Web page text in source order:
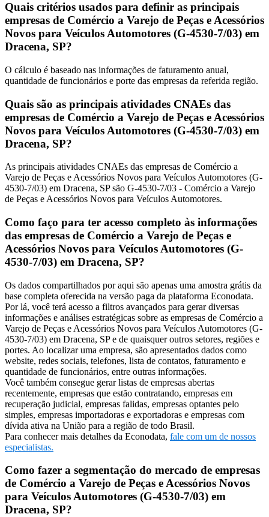
Quais critérios usados para definir as principais
empresas de Comércio a Varejo de Peças e Acessórios
Novos para Veículos Automotores (G-4530-7/03) em
Dracena, SP?
O cálculo é baseado nas informações de faturamento anual,
quantidade de funcionários e porte das empresas da referida região.
Quais são as principais atividades CNAEs das
empresas de Comércio a Varejo de Peças e Acessórios
Novos para Veículos Automotores (G-4530-7/03) em
Dracena, SP?
As principais atividades CNAEs das empresas de Comércio a
Varejo de Peças e Acessórios Novos para Veículos Automotores (G-
4530-7/03) em Dracena, SP são G-4530-7/03 - Comércio a Varejo
de Peças e Acessórios Novos para Veículos Automotores.
Como faço para ter acesso completo às informações
das empresas de Comércio a Varejo de Peças e
Acessórios Novos para Veículos Automotores (G-
4530-7/03) em Dracena, SP?
Os dados compartilhados por aqui são apenas uma amostra grátis da
base completa oferecida na versão paga da plataforma Econodata.
Por lá, você terá acesso a filtros avançados para gerar diversas
informações e análises estratégicas sobre as empresas de Comércio a
Varejo de Peças e Acessórios Novos para Veículos Automotores (G-
4530-7/03) em Dracena, SP e de quaisquer outros setores, regiões e
portes. Ao localizar uma empresa, são apresentados dados como
website, redes sociais, telefones, lista de contatos, faturamento e
quantidade de funcionários, entre outras informações.
Você também consegue gerar listas de empresas abertas
recentemente, empresas que estão contratando, empresas em
recuperação judicial, empresas falidas, empresas optantes pelo
simples, empresas importadoras e exportadoras e empresas com
dívida ativa na União para a região de todo Brasil.
Para conhecer mais detalhes da Econodata, fale com um de nossos
especialistas.
Como fazer a segmentação do mercado de empresas
de Comércio a Varejo de Peças e Acessórios Novos
para Veículos Automotores (G-4530-7/03) em
Dracena, SP?